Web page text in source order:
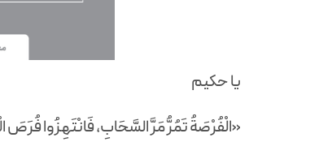
يا حكيم
«الْفُرْصَةُ تَمُرُّ مَرَّ السَّحَابِ، فَانْتَهِزُوا فُرَصَ